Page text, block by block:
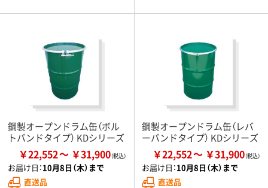
鋼製オープンドラム缶（ボル
トバンドタイプ） KDシリーズ
￥22,552 ￥31,900
お届け日：10月8日（木）まで
直送品
鋼製オープンドラム缶（レバ
ーバンドタイプ） KDシリーズ
￥22,552 ￥31,900
お届け日：10月8日（木）まで
直送品